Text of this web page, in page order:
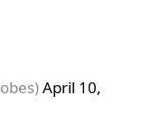
April 10,